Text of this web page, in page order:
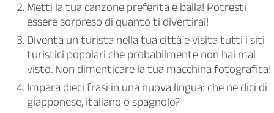
Metti la tua canzone preferita e balla! Potresti
essere sorpreso di quanto ti divertirai!
Diventa un turista nella tua città e visita tutti i siti
turistici popolari che probabilmente non hai mai
visto. Non dimenticare la tua macchina fotografica!
Impara dieci frasi in una nuova lingua: che ne dici di
giapponese, italiano o spagnolo?